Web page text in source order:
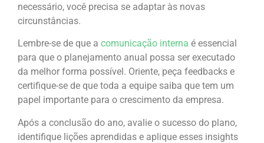
necessário, você precisa se adaptar às novas
circunstâncias.
Lembre-se de que a comunicação interna é essencial
para que o planejamento anual possa ser executado
da melhor forma possível. Oriente, peça feedbacks e
certifique-se de que toda a equipe saiba que tem um
papel importante para o crescimento da empresa.
Após a conclusão do ano, avalie o sucesso do plano,
identifique lições aprendidas e aplique esses insights